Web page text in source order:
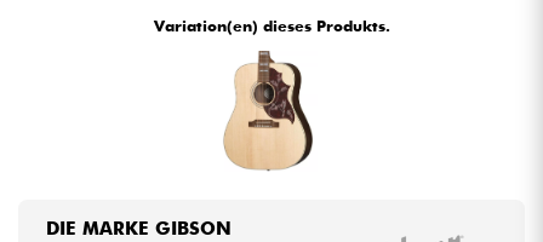
Variation(en) dieses Produkts.
DIE MARKE GIBSON